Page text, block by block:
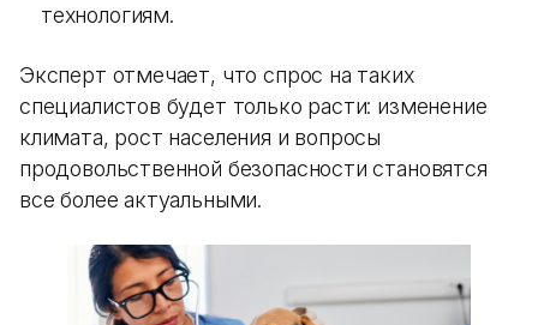
технологиям.
Эксперт отмечает, что спрос на таких
специалистов будет только расти: изменение
климата, рост населения и вопросы
продовольственной безопасности становятся
все более актуальными.